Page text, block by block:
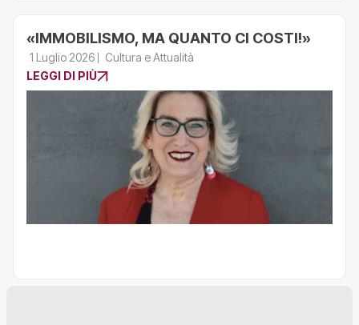
«IMMOBILISMO, MA QUANTO CI COSTI!»
1 Luglio 2026
Cultura e Attualità
LEGGI DI PIÙ